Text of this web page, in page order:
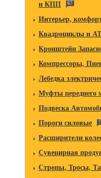
и КПП
67
Интерьер,
Квадроциклы и
Кронштейн
Компрессоры,
Лебедка
Муфты переднего
Подвеска
Пороги силовые
Расширители
Сувенирная
Стропы, Тросы,